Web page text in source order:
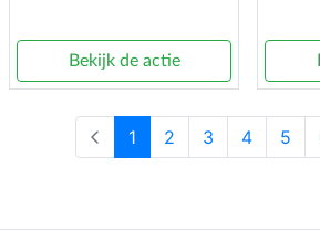
Bekijk de actie
1 2 3 4 5